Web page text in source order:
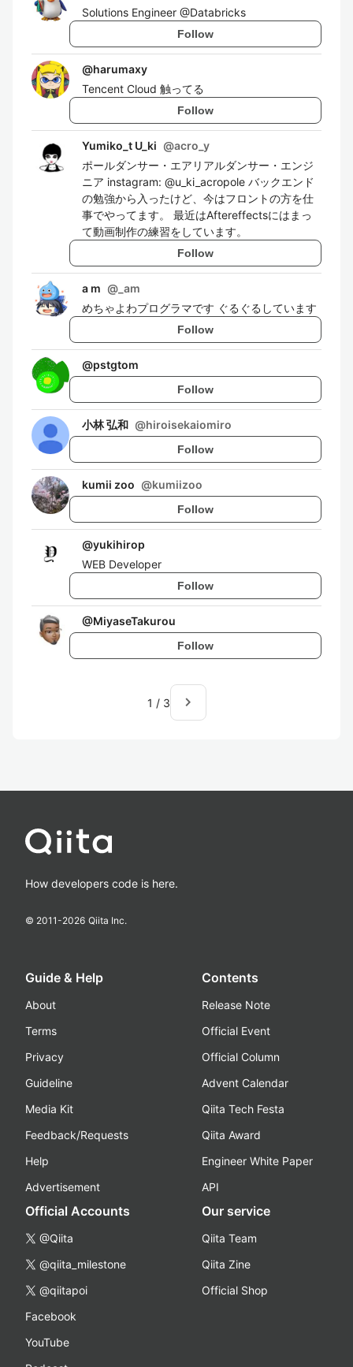
Solutions Engineer @Databricks
Follow
@harumaxy
Tencent Cloud 触ってる
Follow
Yumiko_t U_ki @acro_y
ポールダンサー・エアリアルダンサー・エンジ
ニア instagram: @u_ki_acropole バックエンド
の勉強から入ったけど、今はフロントの方を仕
事でやってます。 最近はAftereffectsにはまっ
て動画制作の練習をしています。
Follow
a m @ _am
めちゃよわプログラマです ぐるぐるしています
Follow
@pstgtom
Follow
小林 弘和 @hiroisekaiomiro
Follow
kumii zoo @kumiizoo
Follow
@yukihirop
WEB Developer
Follow
@MiyaseTakurou
Follow
1 / 3 navigate_next
How developers code is here.
© 2011-2026 Qiita Inc.
Guide & Help
About
Terms
Privacy
Guideline
Media Kit
Feedback/Requests
Help
Advertisement
Contents
Release Note
Official Event
Official Column
Advent Calendar
Qiita Tech Festa
Qiita Award
Engineer White Paper
API
Official Accounts
@Qiita
@qiita_milestone
@qiitapoi
Facebook
YouTube
Our service
Qiita Team
Qiita Zine
Official Shop